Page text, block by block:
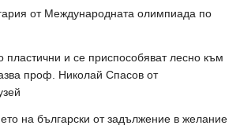
от Международната олимпиада по
пластични и се приспособяват лесно към
проф. Николай Спасов от
на български от задължение в желание